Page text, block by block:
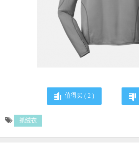
值得买 ( 2)
抓绒衣